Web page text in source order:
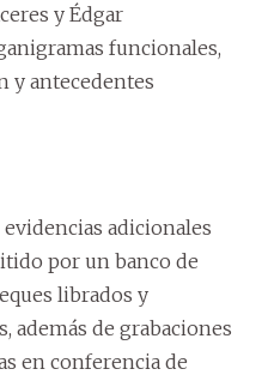
y Édgar
funcionales,
y antecedentes
adicionales
por un banco de
librados y
además de grabaciones
en conferencia de